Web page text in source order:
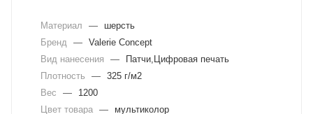
Материал —
шерсть
Бренд
—
Valerie Concept
Вид нанесения
—
Патчи,Цифровая печать
Плотность
—
325 г/м2
Вес
—
1200
Цвет товара — мультиколор